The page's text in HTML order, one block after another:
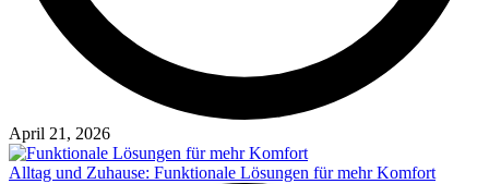
April 21, 2026
Alltag und Zuhause: Funktionale Lösungen für mehr Komfort